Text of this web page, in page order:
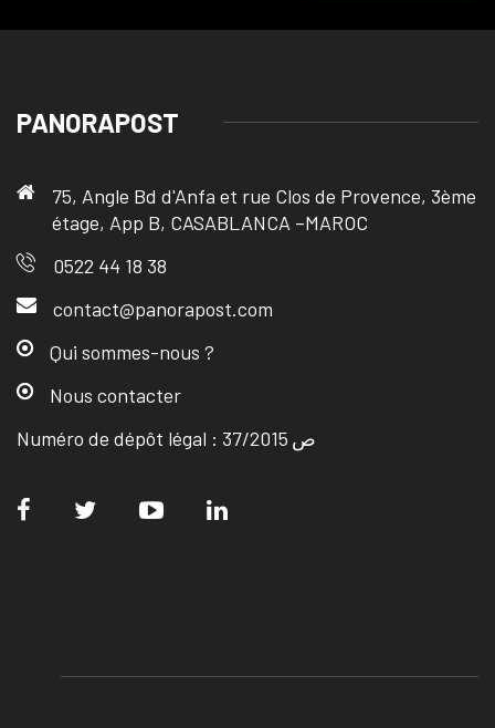
PANORAPOST
75, Angle Bd d'Anfa et rue Clos de Provence, 3ème
étage, App B, CASABLANCA –MAROC
0522 44 18 38
contact@panorapost.com
Qui sommes-nous ?
Nous contacter
Numéro de dépôt légal : ص 37/2015